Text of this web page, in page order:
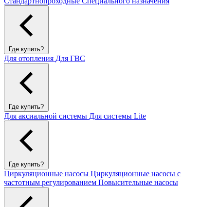
Где купить?
Для отопления Для ГВС
Где купить?
Для аксиальной системы Для системы Lite
Где купить?
Циркуляционные насосы Циркуляционные насосы с
частотным регулированием Повысительные насосы